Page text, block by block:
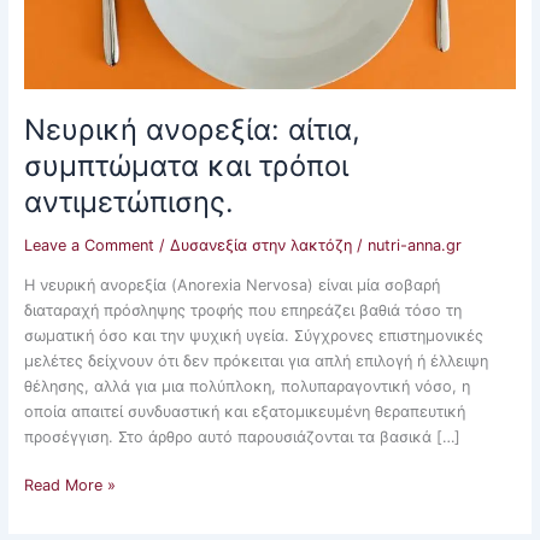
Νευρική ανορεξία: αίτια,
συμπτώματα και τρόποι
αντιμετώπισης.
Leave a Comment / Δυσανεξία στην λακτόζη/ nutri-anna.gr
Η νευρική ανορεξία (Anorexia Nervosa) είναι μία σοβαρή
διαταραχή πρόσληψης τροφής που επηρεάζει βαθιά τόσο τη
σωματική όσο και την ψυχική υγεία. Σύγχρονες επιστημονικές
μελέτες δείχνουν ότι δεν πρόκειται για απλή επιλογή ή έλλειψη
θέλησης, αλλά για μια πολύπλοκη, πολυπαραγοντική νόσο, η
οποία απαιτεί συνδυαστική και εξατομικευμένη θεραπευτική
προσέγγιση. Στο άρθρο αυτό παρουσιάζονται τα βασικά […]
Read More »